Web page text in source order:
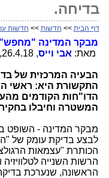
בדיחה.
דף הבית >> חדשות >> חדשות
מבקר המדינה "מחפש"
מאת: אבי וייס, 26.4.18, 18:50
הבעיה המרכזית של
התקשורת היא: ראשי
הדו"חות הקודמים
המשטרה וחיבלו
מבקר המדינה - השופט
לבצע בדיקת עומק של
הכותרת "עצמאות
הרשות השנייה לטלוויזיה
הראשונה, שנערכת